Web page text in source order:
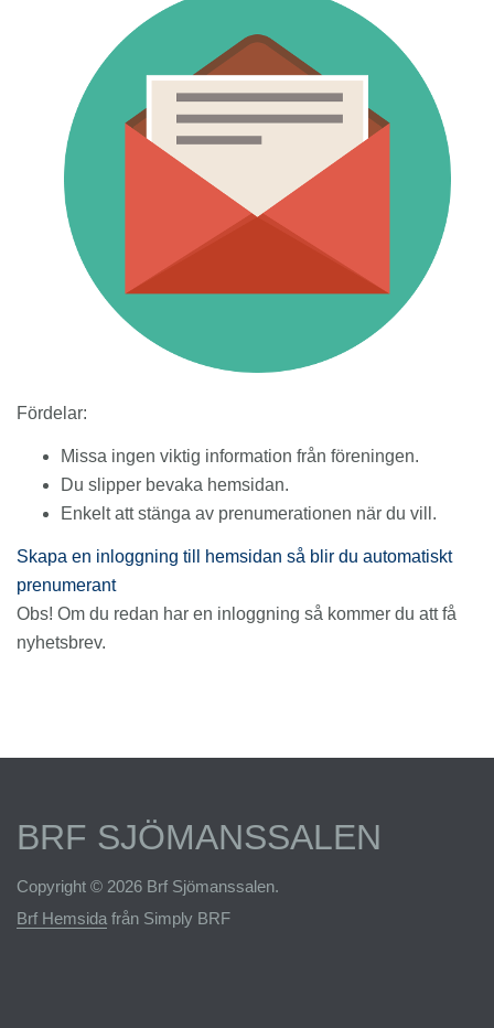
Fördelar:
Missa ingen viktig information från föreningen.
Du slipper bevaka hemsidan.
Enkelt att stänga av prenumerationen när du vill.
Skapa en inloggning till hemsidan så blir du automatiskt
prenumerant
Obs! Om du redan har en inloggning så kommer du att få
nyhetsbrev.
BRF SJÖMANSSALEN
Copyright © 2026 Brf Sjömanssalen.
Brf Hemsida från Simply BRF